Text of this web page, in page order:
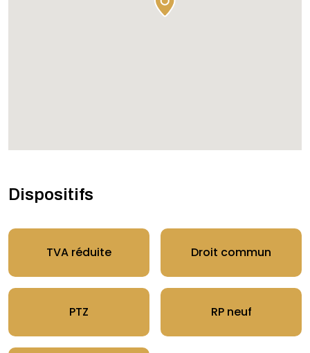
Dispositifs
TVA réduite Droit commun
PTZ RP neuf